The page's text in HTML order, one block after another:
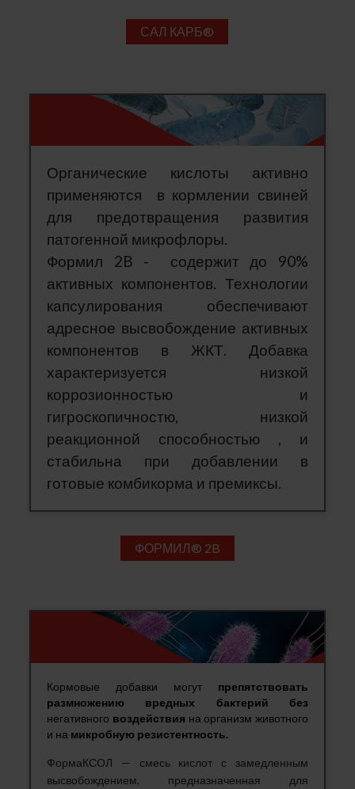
САЛ КАРБ®
Органические кислоты активно
применяются в кормлении свиней
для предотвращения развития
патогенной микрофлоры.
Формил 2B - содержит до 90%
активных компонентов. Технологии
капсулирования обеспечивают
адресное высвобождение активных
компонентов в ЖКТ. Добавка
характеризуется низкой
коррозионностью и
гигроскопичностю, низкой
реакционной способностью , и
стабильна
при добавлении в
готовые комбикорма и премиксы.
ФОРМИЛ® 2B
Кормовые добавки могут препятствовать
размножению вредных бактерий без
негативного воздействия на организм животного
и на микробную резистентность.
ФормаКСОЛ — смесь кислот с замедленным
высвобождением, предназначенная для